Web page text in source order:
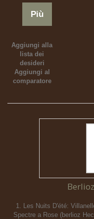
Più
Aggiungi alla
lista dei
desideri
Aggiungi al
comparatore
1. Les Nuits D'été:
Spectre a Rose (berlioz